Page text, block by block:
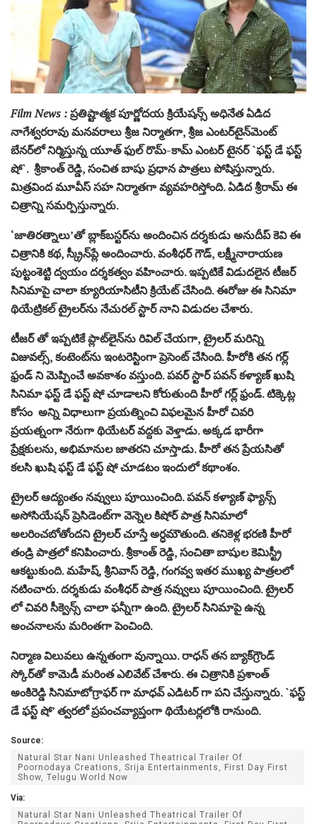
Film News :ప్రతిష్టాత్మక పూర్ణోదయ క్రియేషన్స్ అధినేత‌ ఏడిద
నాగేశ్వర‌రావు మ‌నవ‌రాలు శ్రీ‌జ నిర్మాత‌గా, శ్రీ‌జ ఎంట‌ర్‌టైన్‌మెంట్
బేన‌ర్‌లో నిర్మిస్తున్న యూత్ ఫుల్ రొమ్-కామ్ ఎంటర్ టైనర్ `ఫ‌స్ట్ డే ఫ‌స్ట్
షో`. శ్రీకాంత్ రెడ్డి, సంచిత బాషు ప్రధాన పాత్రలు పోషిస్తున్నారు.
మిత్రవింద మూవీస్ సహ నిర్మాతగా వ్యవహరిస్తోంది. ఏడిద శ్రీరామ్ ఈ
చిత్రాన్ని సమర్పిస్తున్నారు.
‘జాతిరత్నాలు’తో బ్లాక్‌బస్టర్‌ను అందించిన దర్శకుడు అనుదీప్ కెవి ఈ
చిత్రానికి కథ, స్క్రీన్‌ప్లే అందించారు. వంశీధర్ గౌడ్, లక్ష్మీనారాయణ
పుట్టంశెట్టి ద్వయం దర్శకత్వం వహించారు. ఇప్పటికే విడుదలైన టీజర్
సినిమాపై చాలా క్యూరియాసిటీని క్రియేట్ చేసింది. ఈరోజు ఈ సినిమా
థియేట్రికల్ ట్రైలర్‌ను నేచురల్ స్టార్ నాని విడుదల చేశారు.
టీజర్ తో ఇప్పటికే ప్లాట్‌లైన్‌ను రివిల్ చేయగా, ట్రైలర్ మరిన్ని
విజువల్స్, కంటెంట్‌ను ఇంటరెస్టింగా ప్రెసెంట్ చేసింది. హీరోకి తన గర్ల్
ఫ్రండ్ ని మెప్పించే అవకాశం వస్తుంది. పవర్ స్టార్ పవన్ కళ్యాణ్ ఖుషి
సినిమా ఫస్ట్ డే ఫస్ట్ షో చూడాలని కోరుతుంది హీరో గర్ల్ ఫ్రండ్. టిక్కెట్ల
కోసం అన్ని విధాలుగా ప్రయత్నించి విఫలమైన హీరో చివరి
ప్రయత్నంగా నేరుగా థియేటర్‌ వద్దకు వెళ్తాడు. అక్కడ భారీగా
ప్రేక్షకులను, అభిమానుల జాతరని చూస్తాడు. హీరో తన ప్రేయసితో
కలసి ఖుషి ఫ‌స్ట్ డే ఫ‌స్ట్ షో చూడటం ఇందులో కథాంశం.
ట్రైలర్ ఆద్యంతం నవ్వులు పూయించింది. పవన్ కళ్యాణ్ ఫ్యాన్స్
అసోసియేషన్ ప్రెసిడెంట్‌గా వెన్నెల కిషోర్ పాత్ర సినిమాలో
అలరించబోతోందని ట్రైలర్ చూస్తే అర్ధమౌతుంది. తనికెళ్ల భరణి హీరో
తండ్రి పాత్రలో కనిపించారు. శ్రీకాంత్ రెడ్డి, సంచితా బాషుల కెమిస్ట్రీ
ఆకట్టుకుంది. మహేష్, శ్రీనివాస్ రెడ్డి, గంగవ్వ ఇతర ముఖ్య పాత్రలలో
నటించారు. దర్శకుడు వంశీధర్ పాత్ర నవ్వులు పూయించింది. ట్రైలర్
లో చివరి సీక్వెన్స్ చాలా ఫన్నీగా ఉంది. ట్రైలర్ సినిమాపై ఉన్న
అంచనాలను మరింతగా పెంచింది.
నిర్మాణ విలువలు ఉన్నతంగా వున్నాయి. రాధన్ తన బ్యాక్‌గ్రౌండ్
స్కోర్‌తో కామెడీ మరింత ఎలివేట్ చేశారు. ఈ చిత్రానికి ప్రశాంత్
అంకిరెడ్డి సినిమాటోగ్రాఫర్ గా మాధవ్ ఎడిటర్ గా పని చేస్తున్నారు. `ఫ‌స్ట్
డే ఫ‌స్ట్ షో’ త్వరలో ప్రపంచవ్యాప్తంగా థియేటర్లలోకి రానుంది.
Source:
Natural Star Nani Unleashed Theatrical Trailer Of
Poornodaya Creations, Srija Entertainments, First Day First
Show, Telugu World Now
Via:
Natural Star Nani Unleashed Theatrical Trailer Of